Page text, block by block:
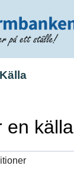
Källa
en källa